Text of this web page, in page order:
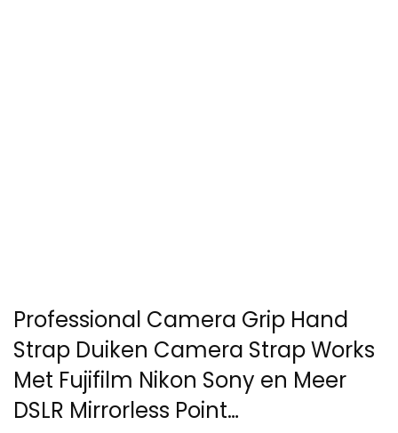
Professional Camera Grip Hand
Strap Duiken Camera Strap Works
Met Fujifilm Nikon Sony en Meer
DSLR Mirrorless Point…